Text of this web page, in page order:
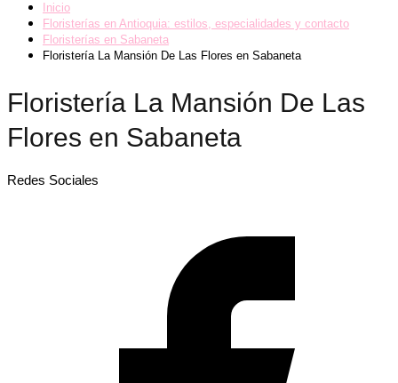
Inicio
Floristerías en Antioquia: estilos, especialidades y contacto
Floristerías en Sabaneta
Floristería La Mansión De Las Flores en Sabaneta
Floristería La Mansión De Las
Flores en Sabaneta
Redes Sociales